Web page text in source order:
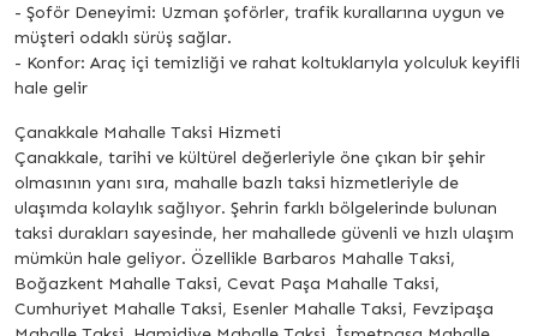
- Şoför Deneyimi: Uzman şoförler, trafik kurallarına uygun ve
müşteri odaklı sürüş sağlar.
- Konfor: Araç içi temizliği ve rahat koltuklarıyla yolculuk keyifli
hale gelir
Çanakkale Mahalle Taksi Hizmeti
Çanakkale, tarihi ve kültürel değerleriyle öne çıkan bir şehir
olmasının yanı sıra, mahalle bazlı taksi hizmetleriyle de
ulaşımda kolaylık sağlıyor. Şehrin farklı bölgelerinde bulunan
taksi durakları sayesinde, her mahallede güvenli ve hızlı ulaşım
mümkün hale geliyor. Özellikle Barbaros Mahalle Taksi,
Boğazkent Mahalle Taksi, Cevat Paşa Mahalle Taksi,
Cumhuriyet Mahalle Taksi, Esenler Mahalle Taksi, Fevzipaşa